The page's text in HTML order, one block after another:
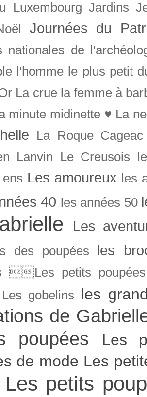
Luxembourg Jardins
Journées du
nationales de
l'homme le plus petit
La crue la femme à
minute midinette ♥ La
La Roque Cageac
Lanvin Le Creusois
Les amoureux les
40 les années 50
Les
des poupées les
Les petits
Les gobelins les
de
poupées
Les
de mode Les
Les petits